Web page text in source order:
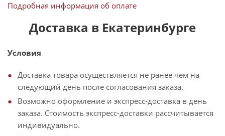
Подробная информация об оплате
Доставка в Екатеринбурге
Условия
Доставка товара осуществляется не ранее чем на
следующий день после согласования заказа.
Возможно оформление и экспресс-доставка в день
заказа. Стоимость экспресс-доставки рассчитывается
индивидуально.